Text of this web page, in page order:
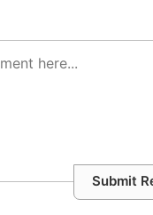
Submit